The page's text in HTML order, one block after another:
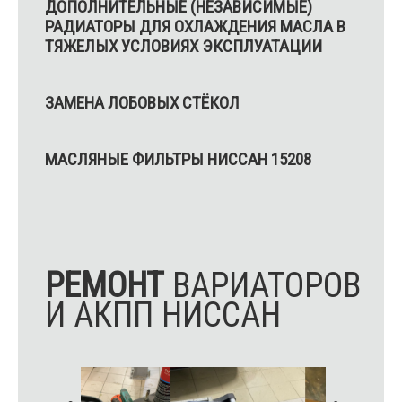
ДОПОЛНИТЕЛЬНЫЕ (НЕЗАВИСИМЫЕ)
РАДИАТОРЫ ДЛЯ ОХЛАЖДЕНИЯ МАСЛА В
ТЯЖЕЛЫХ УСЛОВИЯХ ЭКСПЛУАТАЦИИ
ЗАМЕНА ЛОБОВЫХ СТЁКОЛ
МАСЛЯНЫЕ ФИЛЬТРЫ НИССАН 15208
РЕМОНТ ВАРИАТОРОВ
И АКПП НИССАН